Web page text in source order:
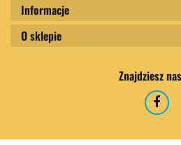
Informacje
O sklepie
Znajdziesz